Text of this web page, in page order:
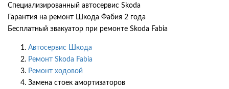
Специализированный автосервис Skoda
Гарантия на ремонт Шкода Фабия 2 года
Бесплатный эвакуатор при ремонте Skoda Fabia
Автосервис Шкода
Ремонт Skoda Fabia
Ремонт ходовой
Замена стоек амортизаторов